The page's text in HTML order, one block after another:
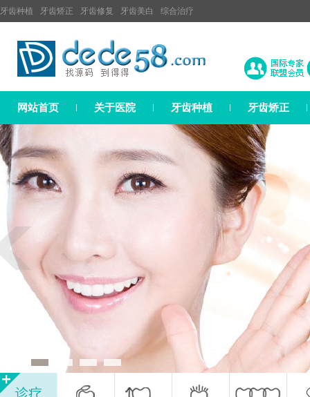
牙齿种植 牙齿矫正 牙齿修复 牙齿美白 综合治疗
网站首页 关于医院 牙齿种植 牙齿矫正